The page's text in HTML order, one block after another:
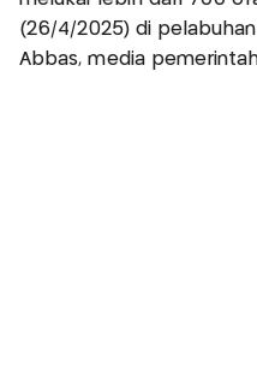
(26/4/2025) di
Abbas, media